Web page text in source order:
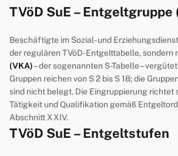
TVöD SuE – Entgeltgruppe
Beschäftigte im Sozial- und
der regulären TVöD-Entgelttabelle, sondern
(VKA)– der sogenannten S-Tabelle –
Gruppen reichen von S 2 bis S 18; die
sind nicht belegt. Die Eingruppierung richtet
Tätigkeit und Qualifikation gemäß
Abschnitt XXIV.
TVöD SuE – Entgeltstufen